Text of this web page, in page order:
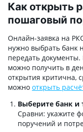
Как открыть
пошаговый
Онлайн-заявка на
нужно выбрать банк
передать
можно получить в
открытия критична,
можно открыть
Выберите банк и
Сравни: укажите
поручений и